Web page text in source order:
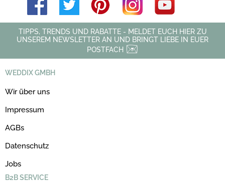
TIPPS, TRENDS UND RABATTE - MELDET EUCH HIER ZU
UNSEREM NEWSLETTER AN UND BRINGT LIEBE IN EUER
POSTFACH
WEDDIX GMBH
Wir über uns
Impressum
AGBs
Datenschutz
Jobs
B2B SERVICE